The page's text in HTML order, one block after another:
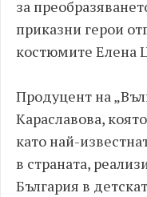
за
приказни герои
костюмите Елена
Продуцент на
Караславова,
като най-
в страната,
България в